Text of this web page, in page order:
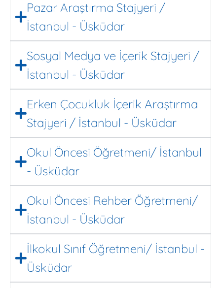
Pazar Araştırma Stajyeri /
İstanbul - Üsküdar
Sosyal Medya ve İçerik Stajyeri /
İstanbul - Üsküdar
Erken Çocukluk İçerik Araştırma
Stajyeri / İstanbul - Üsküdar
Okul Öncesi Öğretmeni/ İstanbul
- Üsküdar
Okul Öncesi Rehber Öğretmeni/
İstanbul - Üsküdar
İlkokul Sınıf Öğretmeni/ İstanbul -
Üsküdar